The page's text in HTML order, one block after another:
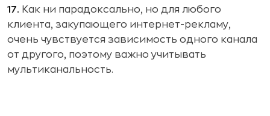
17. Как ни парадоксально, но для любого
клиента, закупающего интернет-рекламу,
очень чувствуется зависимость одного канала
от другого, поэтому важно учитывать
мультиканальность.